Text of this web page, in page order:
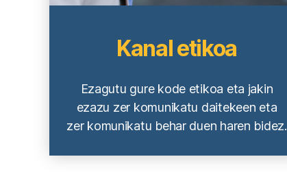
Kanal etikoa
Ezagutu gure kode etikoa eta jakin
ezazu zer komunikatu daitekeen eta
zer komunikatu behar duen haren bidez.